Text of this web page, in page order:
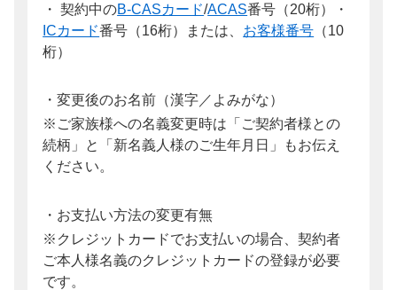
・ 契約中のB-CASカード/ACAS番号（20桁）・
ICカード番号（16桁）または、 お客様番号 （10
桁）
・変更後のお名前（漢字／よみがな）
※ご家族様への名義変更時は「ご契約者様との
続柄」と「新名義人様のご生年月日」もお伝え
ください。
・お支払い方法の変更有無
※クレジットカードでお支払いの場合、契約者
ご本人様名義のクレジットカードの登録が必要
です。